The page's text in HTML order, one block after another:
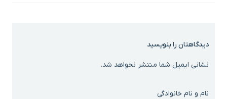
دیدگاهتان را بنویسید
نشانی ایمیل شما منتشر نخواهد شد.
نام و نام خانوادگی